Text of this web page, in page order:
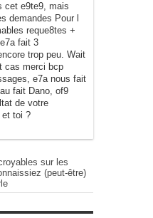
cet e9te9, mais
demandes Pour l
reque8tes +
fait 3
trop peu. Wait
cas merci bcp
e7a nous fait
fait Dano, of9
de votre
et toi ?
sur les
(peut-être)